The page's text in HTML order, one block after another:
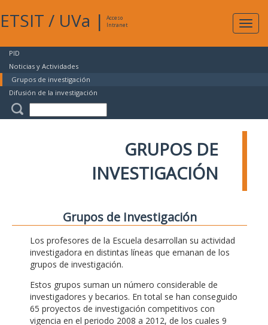
ETSIT / UVa |
Acceso
Intranet
PID
Noticias y Actividades
Grupos de investigación
Difusión de la investigación
GRUPOS DE
INVESTIGACIÓN
Grupos de Investigación
Los profesores de la Escuela desarrollan su actividad
investigadora en distintas líneas que emanan de los
grupos de investigación.
Estos grupos suman un número considerable de
investigadores y becarios. En total se han conseguido
65 proyectos de investigación competitivos con
vigencia en el periodo 2008 a 2012, de los cuales 9